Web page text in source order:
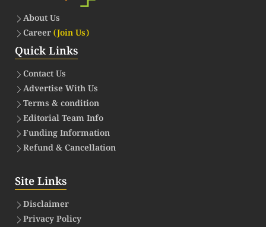
About Us
Career(Join Us)
Quick Links
Contact Us
Advertise With Us
Terms & condition
Editorial Team Info
Funding Information
Refund & Cancellation
Site Links
Disclaimer
Privacy Policy